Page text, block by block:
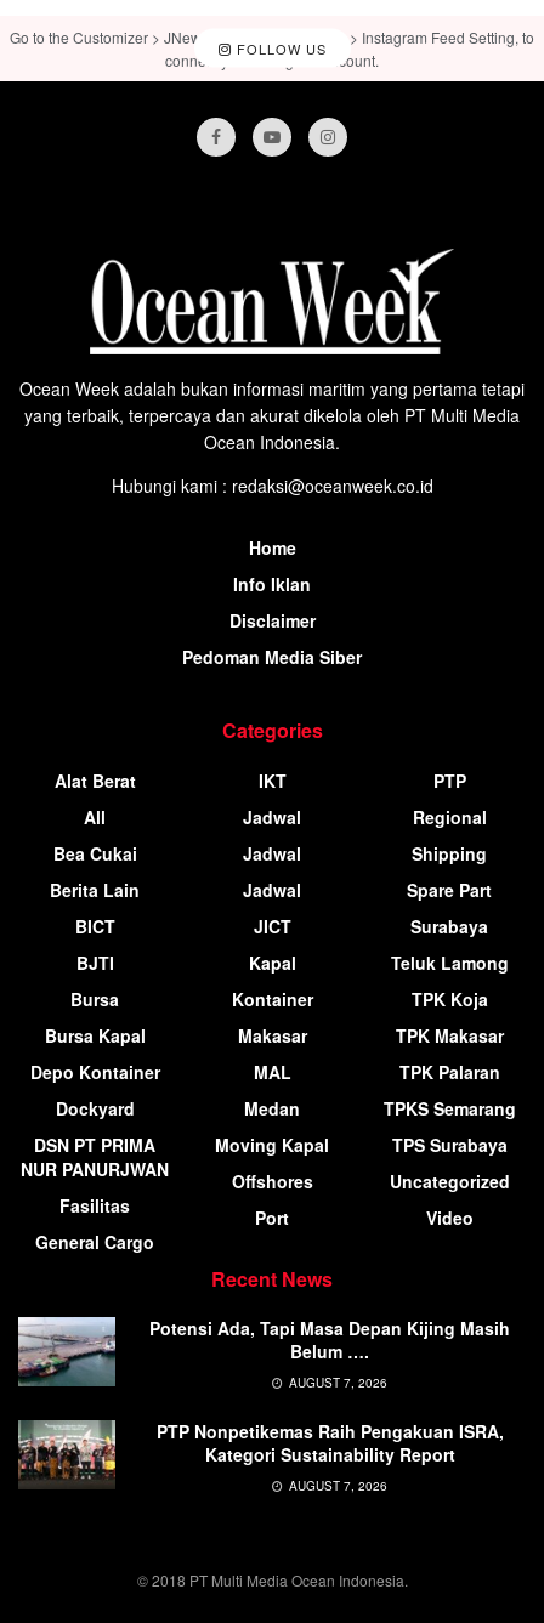
FOLLOW US
Go to the Customizer > JNews : Social, Like & View > Instagram Feed Setting, to
connect your Instagram account.
Ocean Week adalah bukan informasi maritim yang pertama tetapi
yang terbaik, terpercaya dan akurat dikelola oleh PT Multi Media
Ocean Indonesia.
Hubungi kami : redaksi@oceanweek.co.id
Home
Info Iklan
Disclaimer
Pedoman Media Siber
Categories
Alat Berat
All
Bea Cukai
Berita Lain
BICT
BJTI
Bursa
Bursa Kapal
Depo Kontainer
Dockyard
DSN PT PRIMA
NUR PANURJWAN
Fasilitas
General Cargo
IKT
Jadwal
Jadwal
Jadwal
JICT
Kapal
Kontainer
Makasar
MAL
Medan
Moving Kapal
Offshores
Port
PTP
Regional
Shipping
Spare Part
Surabaya
Teluk Lamong
TPK Koja
TPK Makasar
TPK Palaran
TPKS Semarang
TPS Surabaya
Uncategorized
Video
Recent News
Potensi Ada, Tapi Masa Depan Kijing Masih
Belum ….
AUGUST 7, 2026
PTP Nonpetikemas Raih Pengakuan ISRA,
Kategori Sustainability Report
AUGUST 7, 2026
© 2018 PT Multi Media Ocean Indonesia.